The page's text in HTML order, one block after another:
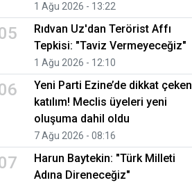
1 Ağu 2026 - 13:22
Rıdvan Uz'dan Terörist Affı
Tepkisi: "Taviz Vermeyeceğiz"
1 Ağu 2026 - 12:10
Yeni Parti Ezine’de dikkat çeken
katılım! Meclis üyeleri yeni
oluşuma dahil oldu
7 Ağu 2026 - 08:16
Harun Baytekin: "Türk Milleti
Adına Direneceğiz"